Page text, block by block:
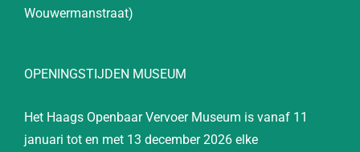
Wouwermanstraat)
OPENINGSTIJDEN MUSEUM
Het Haags Openbaar Vervoer Museum is vanaf 11
januari tot en met 13 december 2026 elke